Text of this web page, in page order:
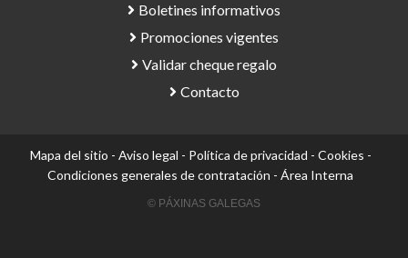
Boletines informativos
Promociones vigentes
Validar cheque regalo
Contacto
Mapa del sitio - Aviso legal - Política de privacidad - Cookies -
Condiciones generales de contratación - Área Interna
© PÁXINAS GALEGAS